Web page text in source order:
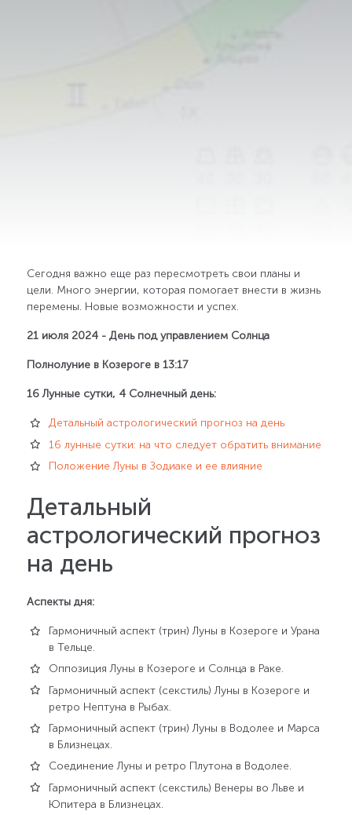
Сегодня важно еще раз пересмотреть свои планы и
цели. Много энергии, которая помогает внести в жизнь
перемены. Новые возможности и успех.
21 июля 2024 - День под управлением Солнца
Полнолуние в Козероге в 13:17
16 Лунные сутки, 4 Солнечный день:
Детальный астрологический прогноз на день
16 лунные сутки: на что следует обратить внимание
Положение Луны в Зодиаке и ее влияние
Детальный
астрологический прогноз
на день
Аспекты дня:
Гармоничный аспект (трин) Луны в Козероге и Урана
в Тельце.
Оппозиция Луны в Козероге и Солнца в Раке.
Гармоничный аспект (секстиль) Луны в Козероге и
ретро Нептуна в Рыбах.
Гармоничный аспект (трин) Луны в Водолее и Марса
в Близнецах.
Соединение Луны и ретро Плутона в Водолее.
Гармоничный аспект (секстиль) Венеры во Льве и
Юпитера в Близнецах.